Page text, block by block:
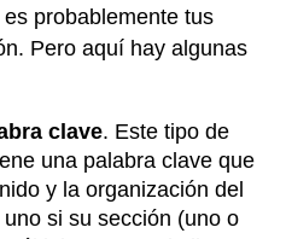
probablemente tus
Pero aquí hay algunas
clave. Este tipo de
una palabra clave que
y la organización del
si su sección (uno o